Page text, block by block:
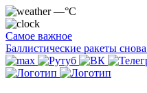
—°C
Самое важное
Баллистические ракеты